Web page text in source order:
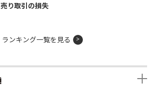
売り取引の損失
ランキング一覧を見る